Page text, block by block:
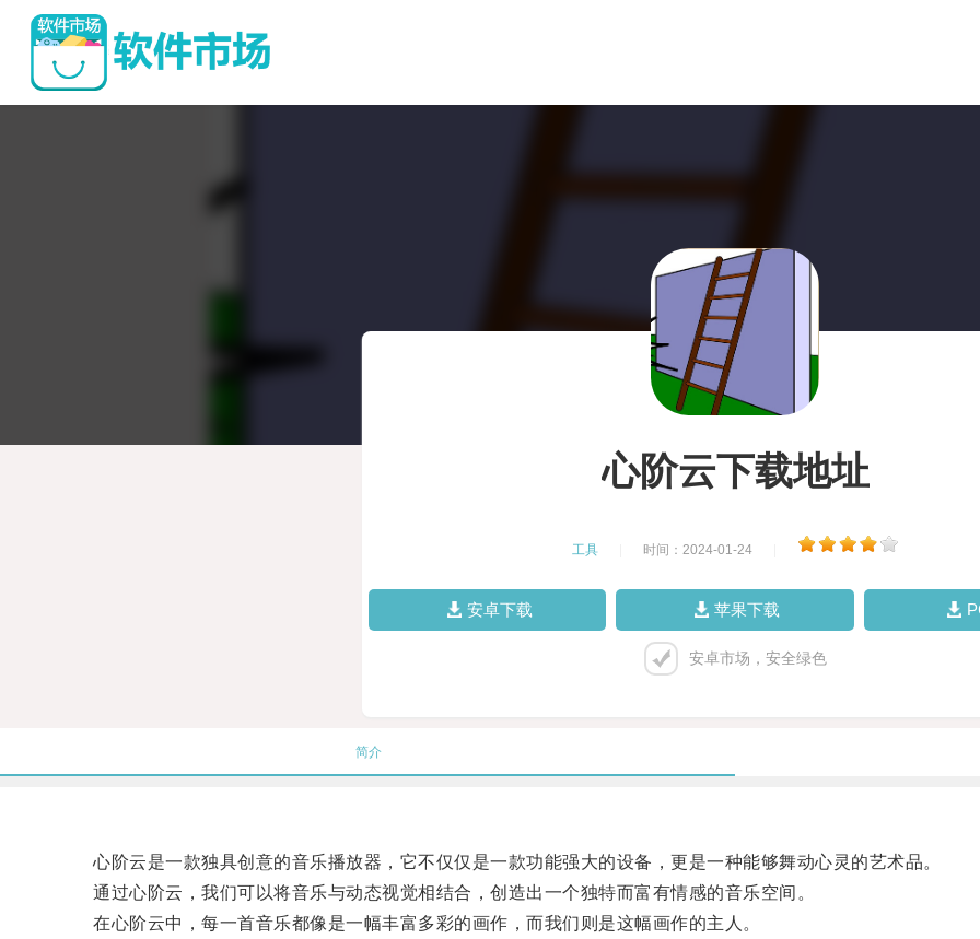
心阶云下载地址
工具 时间：2024-01-24
安卓下载 苹果下载
安卓市场，安全绿色
简介
心阶云是一款独具创意的音乐播放器，它不仅仅是一款功能强大的设备，更是一种能够舞动心灵的艺术品。
通过心阶云，我们可以将音乐与动态视觉相结合，创造出一个独特而富有情感的音乐空间。
在心阶云中，每一首音乐都像是一幅丰富多彩的画作，而我们则是这幅画作的主人。